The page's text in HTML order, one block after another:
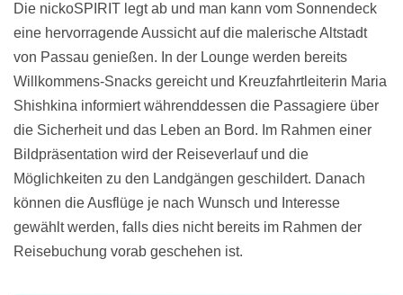
Die nickoSPIRIT legt ab und man kann vom Sonnendeck
eine hervorragende Aussicht auf die malerische Altstadt
von Passau genießen. In der Lounge werden bereits
Willkommens-Snacks gereicht und Kreuzfahrtleiterin Maria
Shishkina informiert währenddessen die Passagiere über
die Sicherheit und das Leben an Bord. Im Rahmen einer
Bildpräsentation wird der Reiseverlauf und die
Möglichkeiten zu den Landgängen geschildert. Danach
können die Ausflüge je nach Wunsch und Interesse
gewählt werden, falls dies nicht bereits im Rahmen der
Reisebuchung vorab geschehen ist.